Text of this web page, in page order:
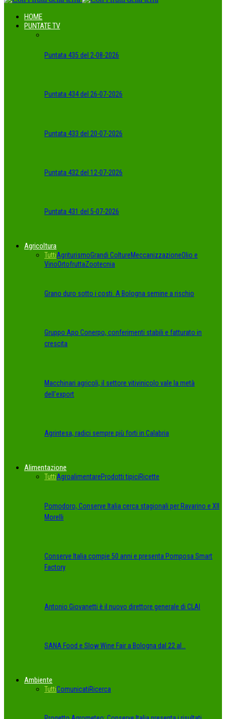
HOME
PUNTATE TV
Puntata 435 del 2-08-2026
Puntata 434 del 26-07-2026
Puntata 433 del 20-07-2026
Puntata 432 del 12-07-2026
Puntata 431 del 5-07-2026
Agricoltura
TuttiAgriturismoGrandi ColtureMeccanizzazioneOlio e
VinoOrtofruttaZootecnia
Grano duro sotto i costi. A Bologna semine a rischio
Gruppo Apo Conerpo, conferimenti stabili e fatturato in
crescita
Macchinari agricoli, il settore vitivinicolo vale la metà
dell’export
Agrintesa, radici sempre più forti in Calabria
Alimentazione
TuttiAgroalimentareProdotti tipiciRicette
Pomodoro, Conserve Italia cerca stagionali per Ravarino e XII
Morelli
Conserve Italia compie 50 anni e presenta Pomposa Smart
Factory
Antonio Giovanetti è il nuovo direttore generale di CLAI
SANA Food e Slow Wine Fair a Bologna dal 22 al…
Ambiente
TuttiComunicatiRicerca